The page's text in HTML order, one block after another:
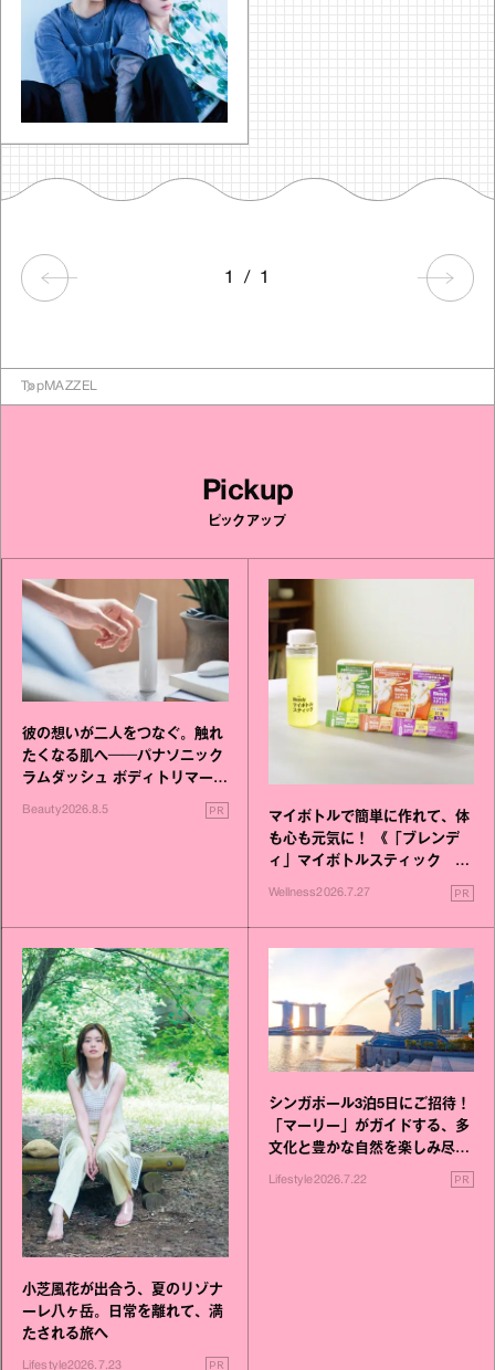
1 / 1
TopMAZZEL
Pickup
ピックアップ
彼の想いが二人をつなぐ。触れ
たくなる肌へ──パナソニック
ラムダッシュ ボディトリマーが
Beauty2026.8.5 PR
マイボトルで簡単に作れて、体
も心も元気に！ 《「ブレンデ
ィ」マイボトルスティック い
いこと毎日》シリーズが誕生
Wellness2026.7.27 PR
小芝風花が出合う、夏のリゾナ
ーレ八ヶ岳。日常を離れて、満
たされる旅へ
Lifestyle2026.7.23 PR
シンガポール3泊5日にご招待！
「マーリー」がガイドする、多
文化と豊かな自然を楽しみ尽く
Lifestyle2026.7.22 PR